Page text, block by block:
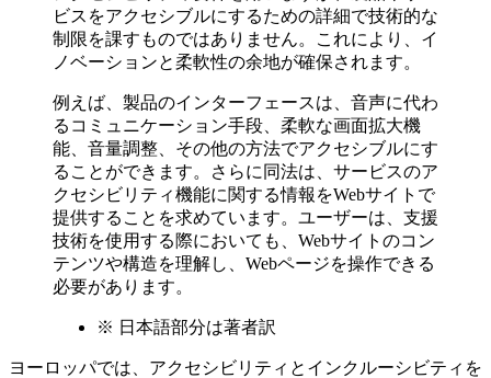
ビスをアクセシブルにするための詳細で技術的な
制限を課すものではありません。これにより、イ
ノベーションと柔軟性の余地が確保されます。
例えば、製品のインターフェースは、音声に代わ
るコミュニケーション手段、柔軟な画面拡大機
能、音量調整、その他の方法でアクセシブルにす
ることができます。さらに同法は、サービスのア
クセシビリティ機能に関する情報をWebサイトで
提供することを求めています。ユーザーは、支援
技術を使用する際においても、Webサイトのコン
テンツや構造を理解し、Webページを操作できる
必要があります。
※ 日本語部分は著者訳
ヨーロッパでは、アクセシビリティとインクルーシビティを